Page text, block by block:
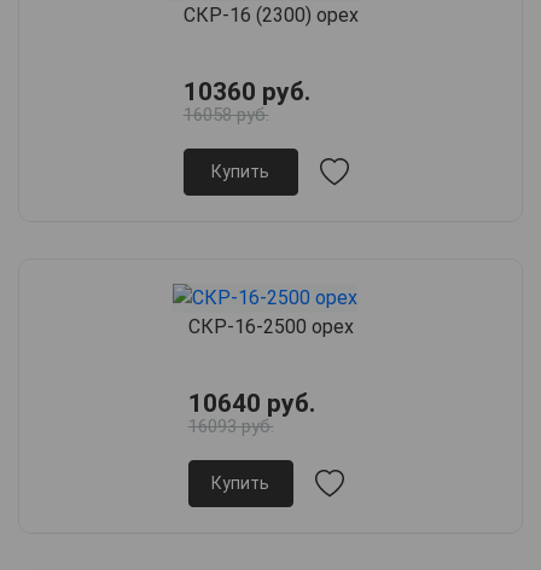
СКР-16 (2300) орех
10360 руб.
16058 руб.
Купить
СКР-16-2500 орех
10640 руб.
16093 руб.
Купить